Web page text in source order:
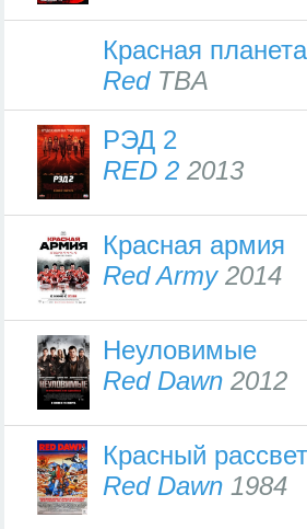
Красная
RedTBA
РЭД 2
RED 2 2013
Красная армия
Red Army2014
Неуловимые
Red Dawn 2012
Красный рассвет
Red Dawn 1984